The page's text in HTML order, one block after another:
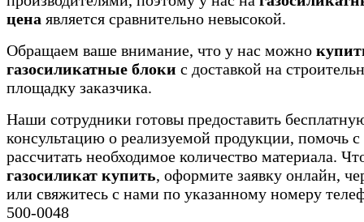
цена является сравнительно невысокой.
Обращаем ваше внимание, что у нас можно
газосиликатные блоки с доставкой на
площадку заказчика.
Наши сотрудники готовы предоставить
консультацию о реализуемой продукции, помочь
рассчитать необходимое количество материала.
газосиликат купить, оформите заявку онлайн,
или свяжитесь с нами по указанному номеру
500-0048